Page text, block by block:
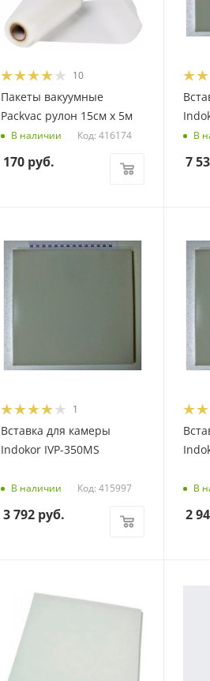
10
Пакеты вакуумные
Packvac рулон 15см х 5м
В наличии Код: 416174
170 руб.
В
7
1
Вставка для камеры
Indokor IVP-350MS
В наличии Код: 415997
3 792 руб.
В
2